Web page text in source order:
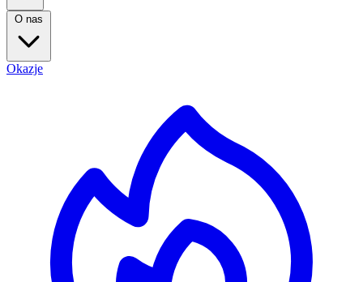
O nas
Okazje